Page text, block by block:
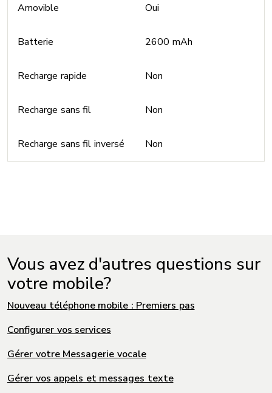
Amovible Oui
Batterie 2600 mAh
Recharge rapide Non
Recharge sans fil Non
Recharge sans fil inversé Non
Vous avez d'autres questions sur
votre mobile?
Nouveau téléphone mobile : Premiers pas
Configurer vos services
Gérer votre Messagerie vocale
Gérer vos appels et messages texte